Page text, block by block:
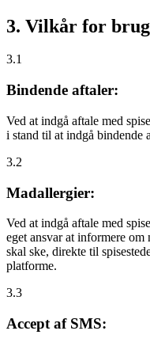
3. Vilkår for
3.1
Bindende aftaler:
Ved at indgå aftale med
i stand til at indgå bindende
3.2
Madallergier:
Ved at indgå aftale med
eget ansvar at informere
skal ske, direkte til
platforme.
3.3
Accept af SMS: